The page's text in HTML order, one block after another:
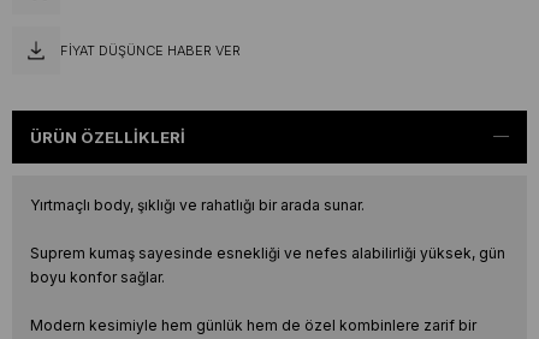
FIYAT DÜŞÜNCE HABER VER
ÜRÜN ÖZELLIKLERI
Yırtmaçlı body, şıklığı ve rahatlığı bir arada sunar.
Suprem kumaş sayesinde esnekliği ve nefes alabilirliği yüksek, gün
boyu konfor sağlar.
Modern kesimiyle hem günlük hem de özel kombinlere zarif bir